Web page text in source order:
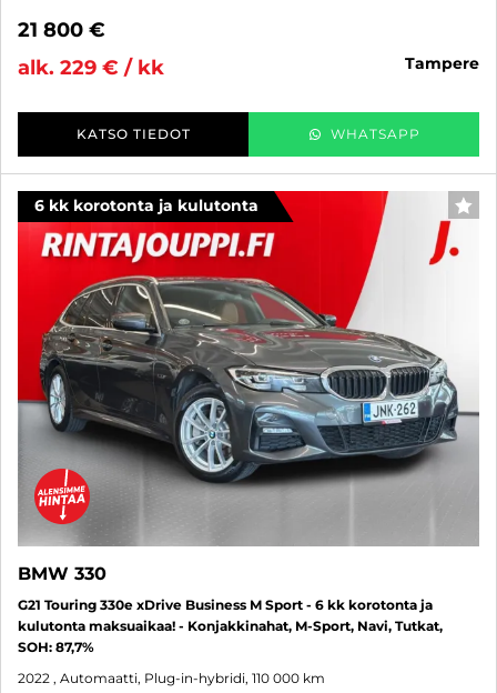
21 800 €
alk. 229 € / kk
tampere
KATSO TIEDOT WHATSAPP
6 kk korotonta ja kulutonta
BMW 330
G21 Touring 330e xDrive Business M Sport - 6 kk korotonta ja
kulutonta maksuaikaa! - Konjakkinahat, M-Sport, Navi, Tutkat,
SOH: 87,7%
2022 , Automaatti, Plug-in-hybridi, 110 000 km